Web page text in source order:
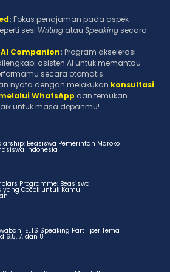
: Fokus penajaman pada aspek
sesi Writing atau Speaking secara
AI Companion: Program akselerasi
asisten AI untuk memantau
secara otomatis.
nyata dengan melakukan konsultasi
WhatsApp dan temukan
untuk masa depanmu!
Beasiswa Pemerintah Maroko
Indonesia
Programme: Beasiswa
yang Cocok untuk Kamu
IELTS Speaking Part 1 per Tema
6.5, 7, dan 8